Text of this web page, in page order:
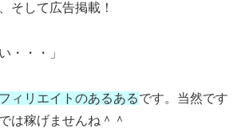
そして広告掲載！
・・・」
ィリエイトのあるあるです。当然です
は稼げませんね＾＾